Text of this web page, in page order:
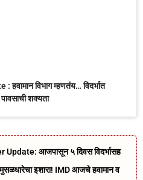
विभाग म्हणतंय… विदर्भात
शक्यता
आजपासून ५ दिवस विदर्भासह
इशारा! IMD आजचे हवामान व